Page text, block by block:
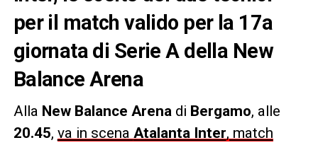
per il match valido per la 17a
giornata di Serie A della New
Balance Arena
Alla New Balance Arena di Bergamo, alle
20.45, va in scena Atalanta Inter, match